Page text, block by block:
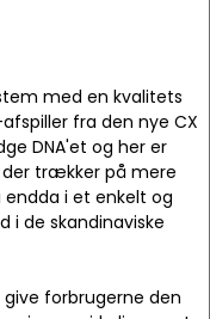
med en kvalitets
fra den nye CX
DNA'et og her er
der trækker på mere
i et enkelt og
i de skandinaviske
forbrugerne den